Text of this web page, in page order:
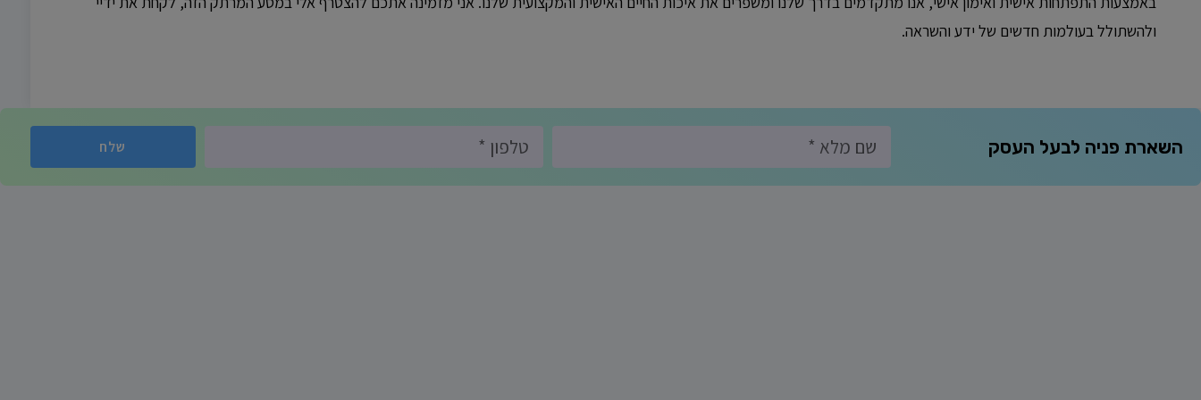
ולהשתולל בעולמות חדשים של ידע והשראה.
השארת פניה לבעל העסק שלח